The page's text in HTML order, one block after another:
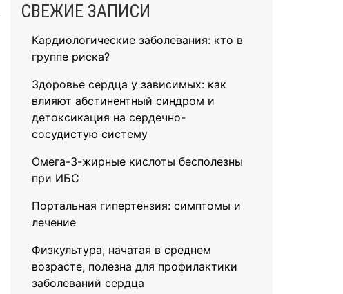
СВЕЖИЕ ЗАПИСИ
Кардиологические заболевания: кто в
группе риска?
Здоровье сердца у зависимых: как
влияют абстинентный синдром и
детоксикация на сердечно-
сосудистую систему
Омега-3-жирные кислоты бесполезны
при ИБС
Портальная гипертензия: симптомы и
лечение
Физкультура, начатая в среднем
возрасте, полезна для профилактики
заболеваний сердца